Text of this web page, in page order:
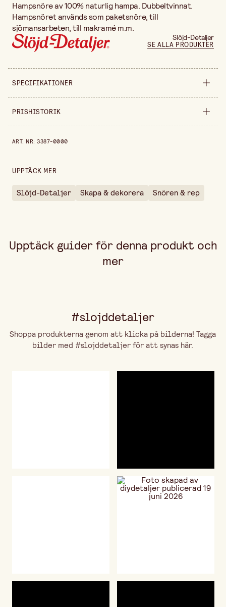
Hampsnöre av 100% naturlig hampa. Dubbeltvinnat.
Hampsnöret används som paketsnöre, till
sjömansarbeten, till makramé m.m.
Slöjd-Detaljer
SE ALLA PRODUKTER
SPECIFIKATIONER
Säljs i styck
PRISHISTORIK
ART. NR:3387-0000
UPPTÄCK MER
Slöjd-Detaljer Skapa & dekorera Snören & rep
Upptäck guider för denna produkt och
mer
#slojddetaljer
Shoppa produkterna genom att klicka på bilderna! Tagga
bilder med #slojddetaljer för att synas här.